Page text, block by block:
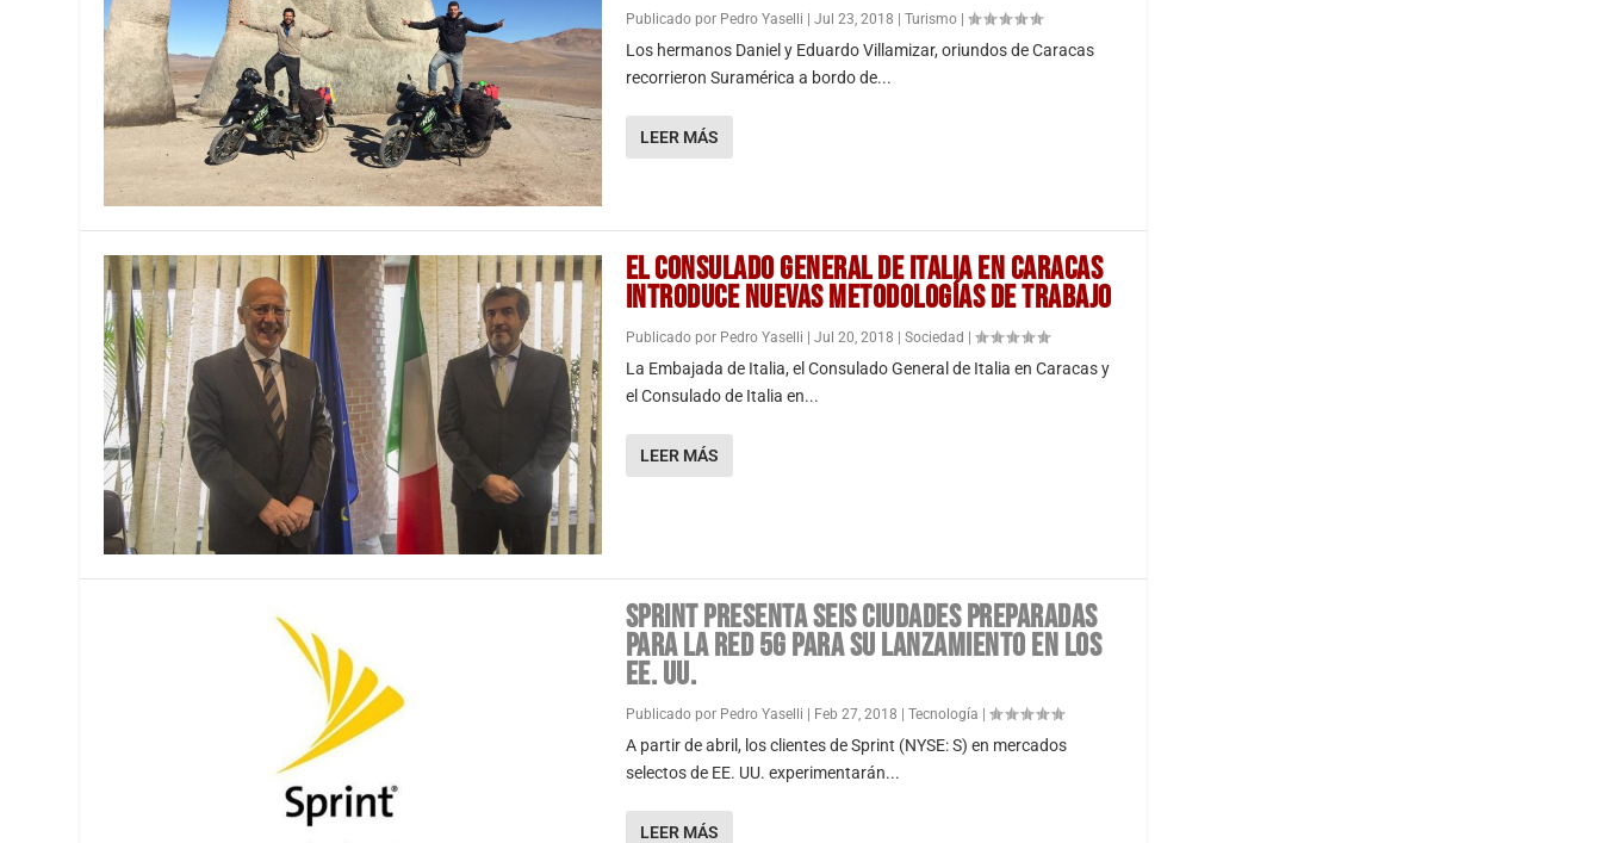
Publicado por Pedro Yaselli | Jul 23, 2018 | Turismo|
Los hermanos Daniel y Eduardo Villamizar, oriundos de Caracas
recorrieron Suramérica a bordo de...
LEER MÁS
EL CONSULADO GENERAL DE ITALIA EN CARACAS
INTRODUCE NUEVAS METODOLOGÍAS DE TRABAJO
Publicado por Pedro Yaselli Jul 20, 2018 Sociedad
La Embajada de Italia, el Consulado General de Italia en Caracas y
el Consulado de Italia en...
LEER MÁS
SPRINT PRESENTA SEIS CIUDADES PREPARADAS
PARA LA RED 5G PARA SU LANZAMIENTO EN LOS
EE. UU.
Publicado por Pedro Yaselli | Feb 27, 2018 | Tecnología |
A partir de abril, los clientes de Sprint (NYSE: S) en mercados
selectos de EE. UU. experimentarán...
LEER MÁS